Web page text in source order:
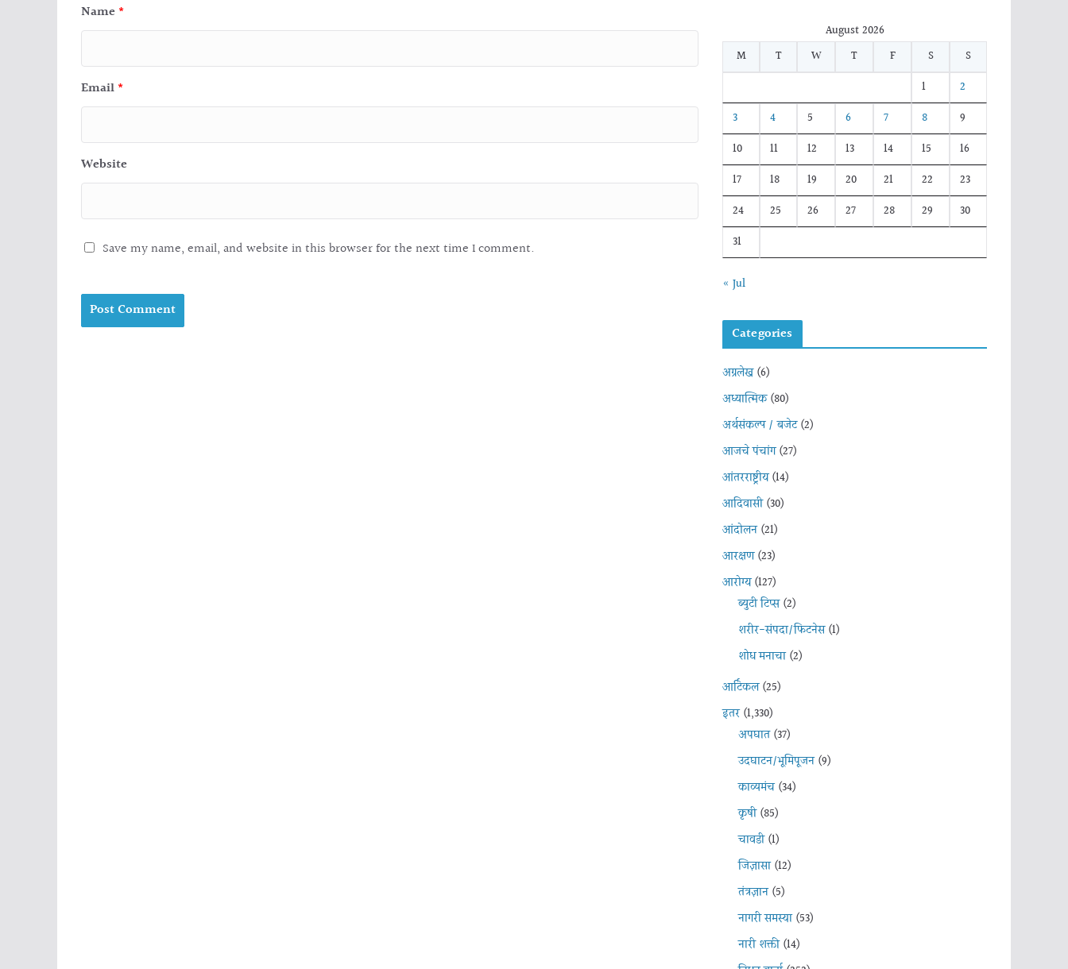
Name *
Email *
Website
Save my name, email, and website in this browser for the next time I comment.
August 2026
M
T W T F S
S
1
2
3
4 5 6 7 8
9
10
11 12 13 14 15
16
17
18 19 20 21 22
23
24
25 26 27 28 29
30
31
« Jul
Categories
अग्रलेख(6)
अध्यात्मिक(80)
अर्थसंकल्प / बजेट(2)
आजचे पंचांग(27)
आंतरराष्ट्रीय(14)
आदिवासी(30)
आंदोलन(21)
आरक्षण(23)
आरोग्य(127)
ब्युटी टिप्स(2)
शरीर-संपदा/फिटनेस(1)
शोध मनाचा(2)
आर्टिकल(25)
इतर(1,330)
अपघात(37)
उदघाटन/भूमिपूजन(9)
काव्यमंच(34)
कृषी(85)
चावडी(1)
जिज्ञासा(12)
तंत्रज्ञान(5)
नागरी समस्या(53)
नारी शक्ती(14)